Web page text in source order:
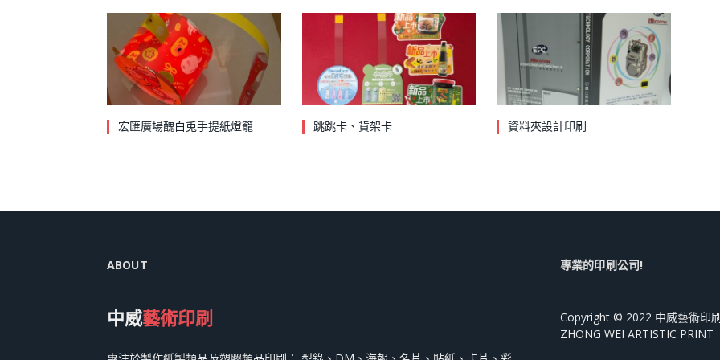
宏匯廣場醜白兎手提紙燈籠 跳跳卡、貨架卡 資料夾設計印刷
ABOUT
中威藝術印刷
專業的印刷公司!
Copyright © 2022 中威藝術印
ZHONG WEI ARTISTIC PRINT